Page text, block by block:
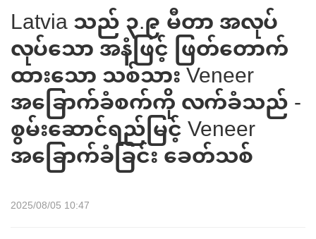
မီတာ အလုပ်လုပ်သော အနံဖြင့် ဖြတ်တောက်ထားသော သစ်သား
Veneer အခြောက်ခံစက်ကို လက်ခံသည် - စွမ်းဆောင်ရည်မြင့်
Veneer အခြောက်ခံခြင်း ခေတ်သစ်
Latvia သည် ၃.၉ မီတာ အလုပ်
လုပ်သော အနံဖြင့် ဖြတ်တောက်
ထားသော သစ်သား Veneer
အခြောက်ခံစက်ကို လက်ခံသည် -
စွမ်းဆောင်ရည်မြင့် Veneer
အခြောက်ခံခြင်း ခေတ်သစ်
2025/08/05 10:47